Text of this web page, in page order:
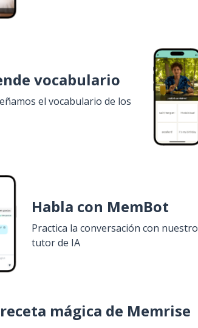
vocabulario
el vocabulario de los
Habla con MemBot
Practica la conversación con nuestro
tutor de IA
mágica de Memrise